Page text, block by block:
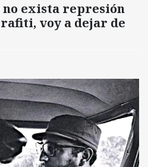
no exista represión
voy a dejar de